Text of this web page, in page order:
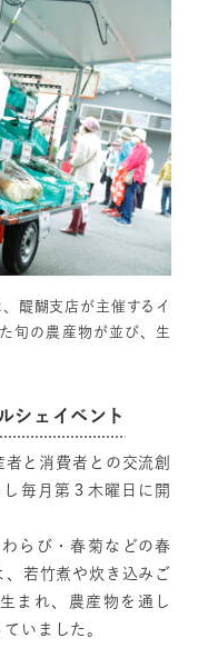
醍醐支店が主催するイ
旬の農産物が並び、生
シェイベント
と消費者との交流創
毎月第３木曜日に開
らび・春菊などの春
若竹煮や炊き込みご
まれ、農産物を通し
いました。